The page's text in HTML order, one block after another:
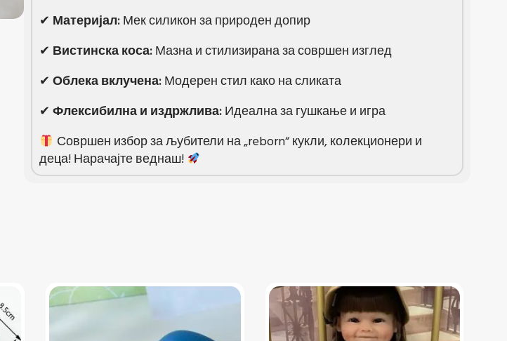
✔ Материјал: Мек силикон за природен допир
✔ Вистинска коса: Мазна и стилизирана за совршен изглед
✔ Облека вклучена: Модерен стил како на сликата
✔ Флексибилна и издржлива: Идеална за гушкање и игра
Совршен избор за љубители на „reborn“ кукли, колекционери и
деца! Нарачајте веднаш!